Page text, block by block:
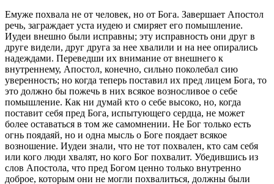
Емуже похвала не от человек, но от Бога. Завершает Апостол
речь, заграждает уста иудею и смиряет его помышление.
Иудеи внешно были исправны; эту исправность они друг в
друге видели, друг друга за нее хвалили и на нее опирались
надеждами. Переведши их внимание от внешнего к
внутреннему, Апостол, конечно, сильно поколебал сию
уверенность; но когда теперь поставил их пред лицем Бога, то
это должно бы пожечь в них всякое возносливое о себе
помышление. Как ни думай кто о себе высоко, но, когда
поставит себя пред Бога, испытующего сердца, не может
более оставаться в том же самомнении. Не Бог только есть
огнь поядаяй, но и одна мысль о Боге поядает всякое
возношение. Иудеи знали, что не тот похвален, кто сам себя
или кого люди хвалят, но кого Бог похвалит. Убедившись из
слов Апостола, что пред Богом ценно только внутренно
доброе, которым они не могли похвалиться, должны были